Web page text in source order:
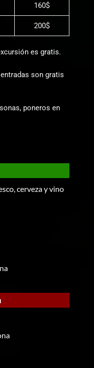
160$
200$
es gratis.
son gratis
poneros en
cerveza y vino